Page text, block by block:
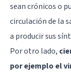
sean crónicos o
circulación de la
a producir sus
Por otro lado,
por ejemplo el